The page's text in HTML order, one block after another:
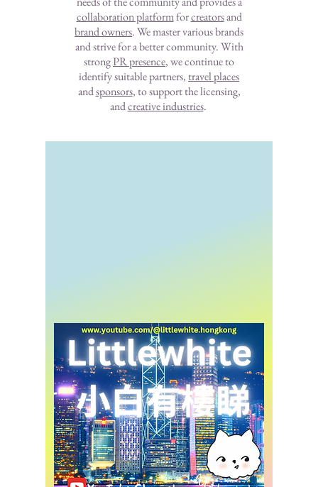
collaboration platformforcreatorsand
brand owners. We master various brands
and strive for a better community. With
strongPR presence, we continue to
identify suitable partners, travel places
andsponsors, to support the licensing,
andcreative industries.